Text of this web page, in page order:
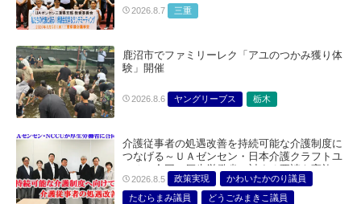
2026.8.7 三重
鹿沼市でファミリーレク「アユのつかみ獲り体
験」開催
2026.8.6 ヤングリーブス 栃木
介護従事者の処遇改善を持続可能な介護制度に
つなげる～ＵＡゼンセン・日本介護クラフトユ
ニオン合同で厚生労働省に対する要請を実施～
2026.8.5 政策実現
かわいたかのり議員
たむらまみ議員
どうごみまきこ議員